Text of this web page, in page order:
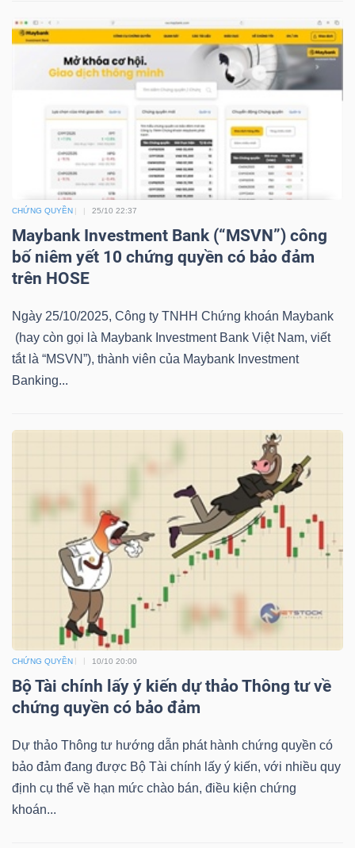
CHỨNG QUYỀN 25/10 22:37
Maybank Investment Bank (“MSVN”) công
bố niêm yết 10 chứng quyền có bảo đảm
trên HOSE
Ngày 25/10/2025, Công ty TNHH Chứng khoán Maybank
(hay còn gọi là Maybank Investment Bank Việt Nam, viết
tắt là “MSVN”), thành viên của Maybank Investment
Banking...
CHỨNG QUYỀN 10/10 20:00
Bộ Tài chính lấy ý kiến dự thảo Thông tư về
chứng quyền có bảo đảm
Dự thảo Thông tư hướng dẫn phát hành chứng quyền có
bảo đảm đang được Bộ Tài chính lấy ý kiến, với nhiều quy
định cụ thể về hạn mức chào bán, điều kiện chứng
khoán...
TRUY
Ngành
(-)
VS-
SECTOR
NĂNG
CÔNG
NGHIỆP
TIÊU
DÙNG
KHÔNG